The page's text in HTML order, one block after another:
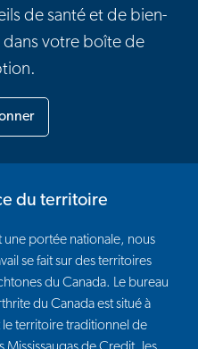
de santé et de bien-
dans votre boîte de
du territoire
une portée nationale, nous
se fait sur des territoires
du Canada. Le bureau
du Canada est situé à
le territoire traditionnel de